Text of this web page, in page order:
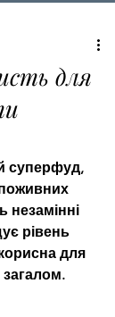
для
суперфуд,
незамінні
рівень
для